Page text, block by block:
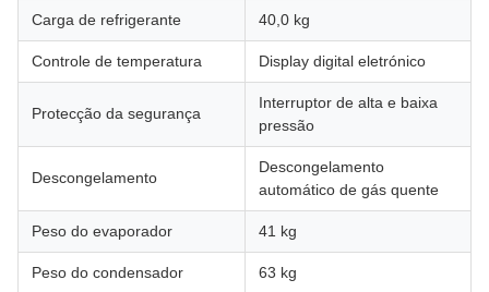
Carga de refrigerante 40,0 kg
Controle de temperatura Display digital eletrónico
Protecção da segurança
Interruptor de alta e baixa
pressão
Descongelamento
Descongelamento
automático de gás quente
Peso do evaporador 41 kg
Peso do condensador 63 kg